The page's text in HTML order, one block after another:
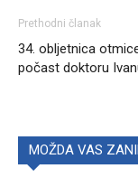
Prethodni članak
34. obljetnica
počast doktoru
MOŽDA VAS